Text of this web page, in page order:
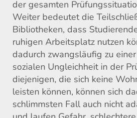
der gesamten
Weiter bedeutet die
Bibliotheken, dass
ruhigen Arbeitsplatz nutzen
dadurch zwangsläufig zu
sozialen Ungleichheit in der
diejenigen, die sich keine
leisten können, können sich
schlimmsten Fall auch nicht